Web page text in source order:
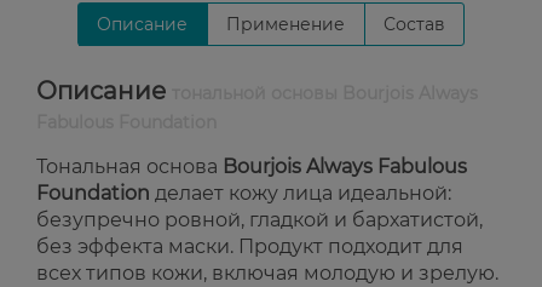
Описание Применение Состав
Описание
Тональная основа Bourjois Always Fabulous
Foundation делает кожу лица идеальной:
безупречно ровной, гладкой и бархатистой,
без эффекта маски. Продукт подходит для
всех типов кожи, включая молодую и зрелую.